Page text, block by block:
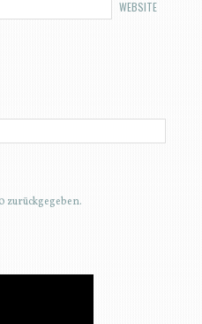
WEBSITE
zurückgegeben.